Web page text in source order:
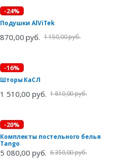
-24%
Подушки AlViTek
870,00 руб. 1 150,00 руб.
-16%
Шторы КаСЛ
1 510,00 руб. 1 810,00 руб.
-20%
Комплекты постельного белья
Tango
5 080,00 руб. 6 350,00 руб.